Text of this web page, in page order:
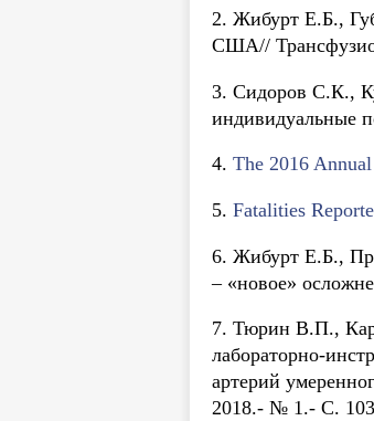
2. Жибурт Е.Б.,
США//
3. Сидоров С.К.,
индивидуальные
4. The 2016
5. Fatalities
6. Жибурт Е.Б.,
– «новое»
7. Тюрин В.П.,
лабораторно-
артерий
2018.- № 1.- С.